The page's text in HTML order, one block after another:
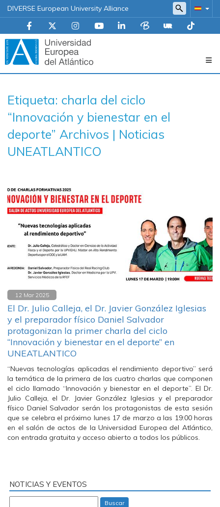
DIVERSE European University Alliance
principal
Etiqueta: charla del ciclo
“Innovación y bienestar en el
deporte” Archivos | Noticias
UNEATLANTICO
12 Mar 2025
El Dr. Julio Calleja, el Dr. Javier González Iglesias
y el preparador físico Daniel Salvador
protagonizan la primer charla del ciclo
“Innovación y bienestar en el deporte” en
UNEATLANTICO
“Nuevas tecnologías aplicadas el rendimiento deportivo” será
la temática de la primera de las cuatro charlas que componen
el ciclo llamado “Innovación y bienestar en el deporte”. El Dr.
Julio Calleja, el Dr. Javier González Iglesias y el preparador
físico Daniel Salvador serán los protagonistas de esta sesión
que se celebra el próximo lunes 17 de marzo a las 19:00 horas
en el salón de actos de la Universidad Europea del Atlántico,
con entrada gratuita y acceso abierto a todos los públicos.
NOTICIAS Y EVENTOS
Buscar